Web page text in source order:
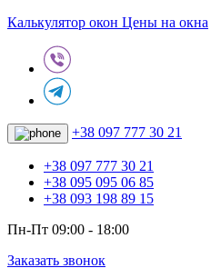
Калькулятор окон Цены на окна
+38 097 777 30 21
+38 097 777 30 21
+38 095 095 06 85
+38 093 198 89 15
Пн-Пт 09:00 - 18:00
Заказать звонок